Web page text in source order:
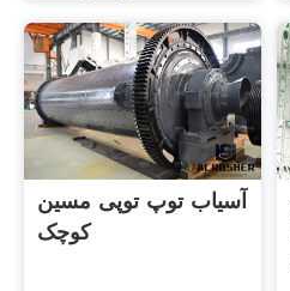
آسیاب توپ توپی مسین
کوچک